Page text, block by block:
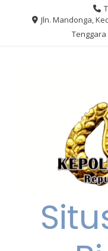
Jln. Mandonga,
Tenggara